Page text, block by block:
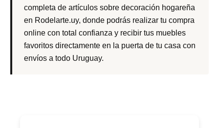
completa de artículos sobre decoración hogareña
en Rodelarte.uy, donde podrás realizar tu compra
online con total confianza y recibir tus muebles
favoritos directamente en la puerta de tu casa con
envíos a todo Uruguay.